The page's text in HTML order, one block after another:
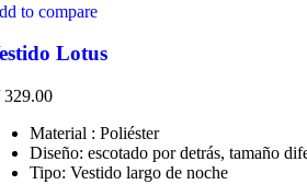
to compare
Lotus
329.00
Material : Poliéster
Diseño: escotado por detrás, tamaño
Tipo: Vestido largo de noche